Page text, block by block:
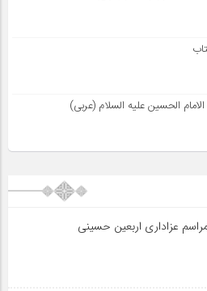
الحسین علیه السلام (عربی)
عزاداری اربعین حسینی